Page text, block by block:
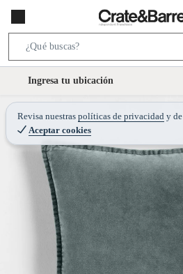
e
r
c
B
a
r
Ingresa tu ubicación
Revisa nuestras políticas de privacidad y de
Aceptar cookies